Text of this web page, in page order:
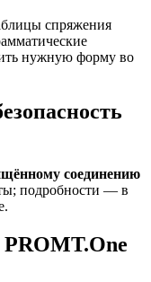
спряжения
нужную форму во
соединению
подробности — в